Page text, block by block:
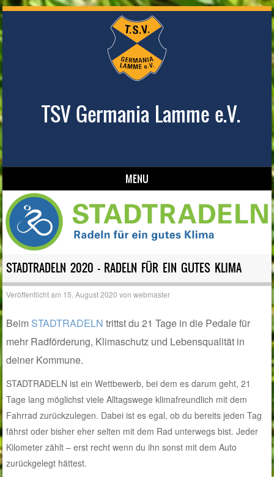
TSV Germania Lamme e.V.
MENU
Skip to content
STADTRADELN 2020 – RADELN FÜR EIN GUTES KLIMA
Veröffentlicht am 15. August 2020 vonwebmaster
Beim STADTRADELN trittst du 21 Tage in die Pedale für
mehr Radförderung, Klimaschutz und Lebensqualität in
deiner Kommune.
STADTRADELN ist ein Wettbewerb, bei dem es darum geht, 21
Tage lang möglichst viele Alltagswege klimafreundlich mit dem
Fahrrad zurückzulegen. Dabei ist es egal, ob du bereits jeden Tag
fährst oder bisher eher selten mit dem Rad unterwegs bist. Jeder
Kilometer zählt – erst recht wenn du ihn sonst mit dem Auto
zurückgelegt hättest.